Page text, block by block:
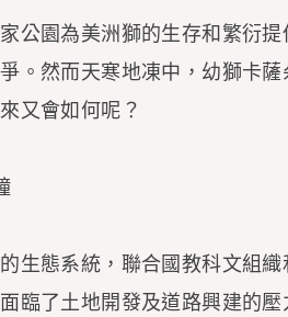
公園為美洲獅的生存和繁衍
。然而天寒地凍中，幼獅卡
又會如何呢？
生態系統，聯合國教科文組
臨了土地開發及道路興建的